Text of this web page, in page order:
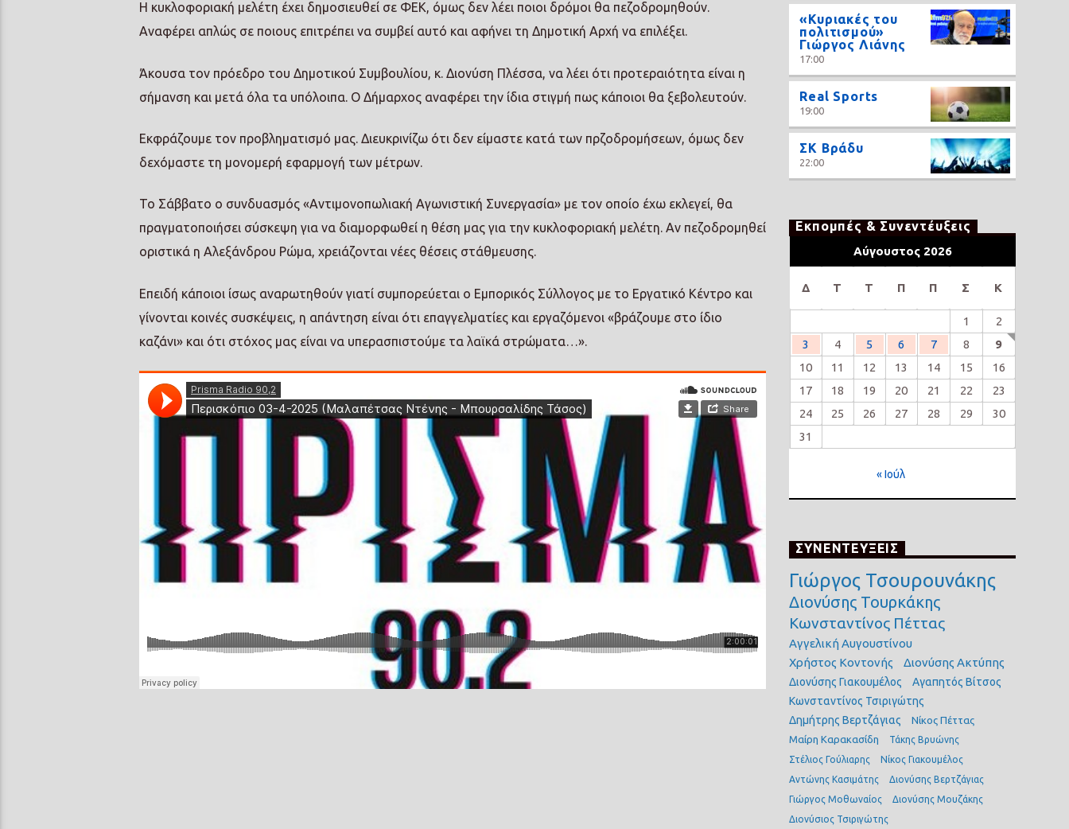
Η κυκλοφοριακή μελέτη έχει δημοσιευθεί σε ΦΕΚ, όμως δεν λέει ποιοι δρόμοι θα πεζοδρομηθούν.
Αναφέρει απλώς σε ποιους επιτρέπει να συμβεί αυτό και αφήνει τη Δημοτική Αρχή να επιλέξει.
Άκουσα τον πρόεδρο του Δημοτικού Συμβουλίου, κ. Διονύση Πλέσσα, να λέει ότι προτεραιότητα είναι η
σήμανση και μετά όλα τα υπόλοιπα. Ο Δήμαρχος αναφέρει την ίδια στιγμή πως κάποιοι θα ξεβολευτούν.
Εκφράζουμε τον προβληματισμό μας. Διευκρινίζω ότι δεν είμαστε κατά των πρζοδρομήσεων, όμως δεν
δεχόμαστε τη μονομερή εφαρμογή των μέτρων.
Το Σάββατο ο συνδυασμός «Αντιμονοπωλιακή Αγωνιστική Συνεργασία» με τον οποίο έχω εκλεγεί, θα
πραγματοποιήσει σύσκεψη για να διαμορφωθεί η θέση μας για την κυκλοφοριακή μελέτη. Αν πεζοδρομηθεί
οριστικά η Αλεξάνδρου Ρώμα, χρειάζονται νέες θέσεις στάθμευσης.
Επειδή κάποιοι ίσως αναρωτηθούν γιατί συμπορεύεται ο Εμπορικός Σύλλογος με το Εργατικό Κέντρο και
γίνονται κοινές συσκέψεις, η απάντηση είναι ότι επαγγελματίες και εργαζόμενοι «βράζουμε στο ίδιο
καζάνι» και ότι στόχος μας είναι να υπερασπιστούμε τα λαϊκά στρώματα…».
«Κυριακές του
πολιτισμού»
Γιώργος Λιάνης
17:00
Real Sports
19:00
ΣΚ Βράδυ
22:00
Εκπομπές & Συνεντέυξεις
Αύγουστος 2026
Δ Τ Τ Π Π Σ Κ
1
2
3
4 5 6 7 8
9
10
11 12 13 14 15
16
17
18 19 20 21 22
23
24
25 26 27 28 29
30
31
« Ιούλ
ΣΥΝΕΝΤΕΥΞΕΙΣ
Γιώργος Τσουρουνάκης
Διονύσης Τουρκάκης
Κωνσταντίνος Πέττας
Αγγελική Αυγουστίνου
Χρήστος Κοντονής
Διονύσης Ακτύπης
Διονύσης Γιακουμέλος
Αγαπητός Βίτσος
Κωνσταντίνος Τσιριγώτης
Δημήτρης Βερτζάγιας
Νίκος Πέττας
Μαίρη Καρακασίδη
Τάκης Βρυώνης
Στέλιος Γούλιαρης
Νίκος Γιακουμέλος
Αντώνης Κασιμάτης
Διονύσης Βερτζάγιας
Γιώργος Μοθωναίος
Διονύσης Μουζάκης
Διονύσιος Τσιριγώτης